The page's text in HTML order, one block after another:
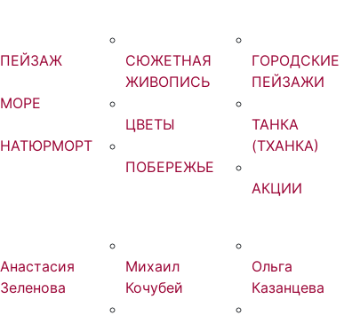
ПЕЙЗАЖ
МОРЕ
НАТЮРМОРТ
СЮЖЕТНАЯ
ЖИВОПИСЬ
ЦВЕТЫ
ПОБЕРЕЖЬЕ
ГОРОДСКИЕ
ПЕЙЗАЖИ
ТАНКА
(ТХАНКА)
АКЦИИ
Анастасия
Зеленова
Михаил
Кочубей
Ольга
Казанцева